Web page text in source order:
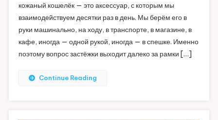
кожаный кошелёк — это аксессуар, с которым мы
взаимодействуем десятки раз в день. Мы берём его в
руки машинально, на ходу, в транспорте, в магазине, в
кафе, иногда — одной рукой, иногда — в спешке. Именно
поэтому вопрос застёжки выходит далеко за рамки […]
Continue Reading